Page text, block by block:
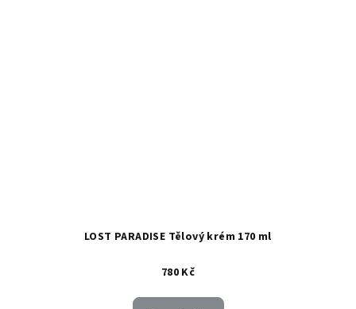
LOST PARADISE Tělový krém 170 ml
780 Kč